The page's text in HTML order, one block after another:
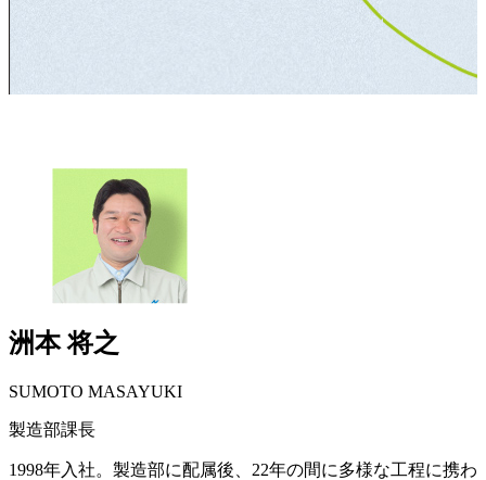
洲本 将之
SUMOTO MASAYUKI
製造部課長
1998年入社。製造部に配属後、22年の間に多様な工程に携わ